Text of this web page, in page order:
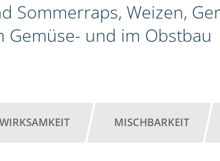
Sommerraps, Weizen,
Gemüse- und im Obstbau
WIRKSAMKEIT MISCHBARKEIT